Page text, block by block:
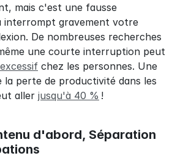
mais c'est une fausse
interrompt gravement votre
De nombreuses recherches
chez les personnes. Une
la perte de productivité dans les
aller jusqu'à 40 % !
d'abord, Séparation